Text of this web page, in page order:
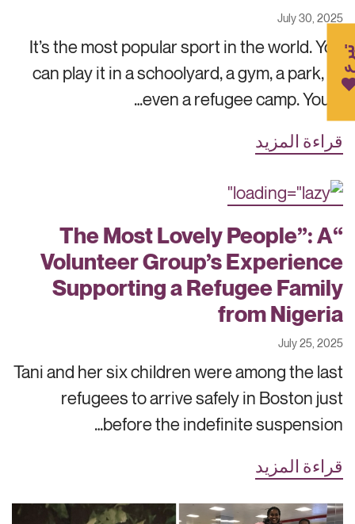
July 30, 2025
It’s the most popular sport in the world. You
can play it in a schoolyard, a gym, a park, or
even a refugee camp. You d…
قراءة المزيد
“The Most Lovely People”: A
Volunteer Group’s Experience
Supporting a Refugee Family
from Nigeria
July 25, 2025
Tani and her six children were among the last
refugees to arrive safely in Boston just
before the indefinite suspension…
قراءة المزيد